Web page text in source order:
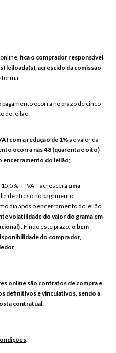
fica o comprador responsável
leiloada(s), acrescido da comissão
forma:
pagamento ocorra no prazo de cinco
do leilão;
com a redução de 1%ao valor da
ocorra nas 48 (quarenta e oito)
encerramento do leilão;
+ IVA – acrescerá uma
de atraso no pagamento
dia após o encerramento do leilão
volatilidade do valor do grama em
. Findo este prazo, o bem
do comprador,
online são contratos de compra e
definitivos e vinculativos, sendo a
contratual.
.